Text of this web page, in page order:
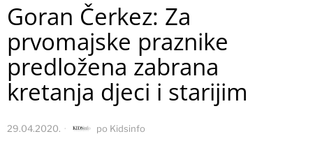
Goran Čerkez: Za
prvomajske praznike
predložena zabrana
kretanja djeci i starijim
29.04.2020. po Kidsinfo